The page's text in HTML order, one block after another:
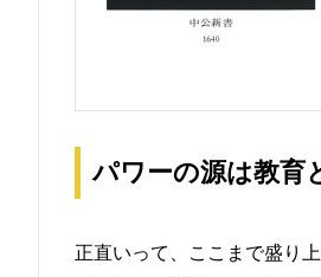
パワーの源は教育
正直いって、ここまで盛り